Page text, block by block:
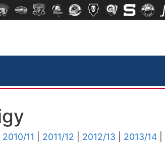
2010/11 2011/12 2012/13 2013/14